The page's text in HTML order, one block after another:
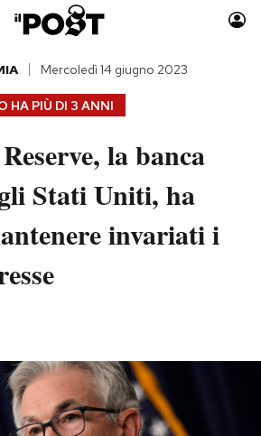
Auto
Moda
Consumismi
Storie/Idee
Mondiali calcio 2026
HA PIÙ DI 3 ANNI
Mercoledì 14 giugno 2023
la banca
Stati Uniti, ha
invariati i